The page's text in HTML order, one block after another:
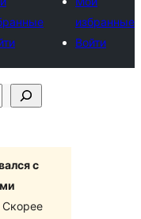
избранные
Войти
с
Скорее